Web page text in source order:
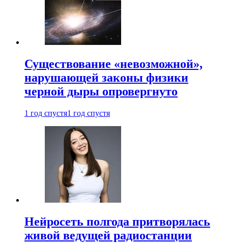
Существование «невозможной»,
нарушающей законы физики
черной дыры опровергнуто
1 год спустя1 год спустя
Нейросеть полгода притворялась
живой ведущей радиостанции